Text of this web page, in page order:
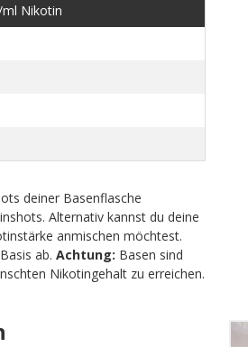
Nikotin
deiner Basenflasche
Alternativ kannst du deine
anmischen möchtest.
ab. Achtung: Basen sind
Nikotingehalt zu erreichen.